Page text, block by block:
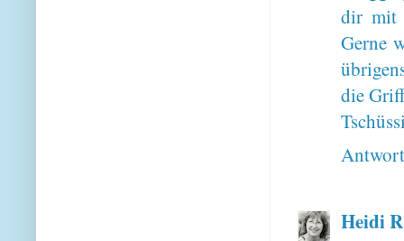
dir mit
Gerne
die
Heidi